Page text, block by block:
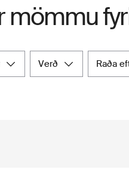
mömmu
verð raða